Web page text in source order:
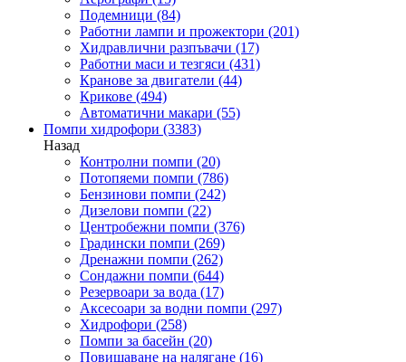
Подемници (84)
Работни лампи и прожектори (201)
Хидравлични разпъвачи (17)
Работни маси и тезгяси (431)
Кранове за двигатели (44)
Крикове (494)
Автоматични макари (55)
Помпи хидрофори (3383)
Назад
Контролни помпи (20)
Потопяеми помпи (786)
Бензинови помпи (242)
Дизелови помпи (22)
Центробежни помпи (376)
Градински помпи (269)
Дренажни помпи (262)
Сондажни помпи (644)
Резервоари за вода (17)
Аксесоари за водни помпи (297)
Хидрофори (258)
Помпи за басейн (20)
Повишаване на налягане (16)